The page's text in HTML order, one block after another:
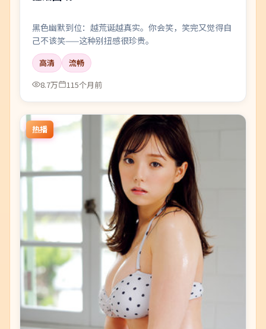
黑色幽默到位：越荒诞越真实。你会笑，笑完又觉得自
己不该笑——这种别扭感很珍贵。
高清
流畅
8.7万
115个月前
热播